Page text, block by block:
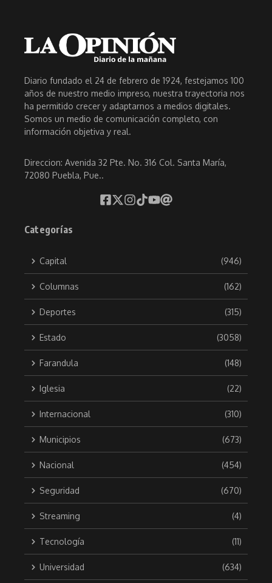
Diario fundado el 24 de febrero de 1924, festejamos 100
años de nuestro medio impreso, nuestra trayectoria nos
ha permitido crecer y adaptarnos a medios digitales.
Somos un medio de comunicación completo, con
información objetiva y real.
Direccion: Avenida 32 Pte. No. 316 Col. Santa María,
72080 Puebla, Pue..
Categorías
Capital (946)
Columnas (162)
Deportes (315)
Estado (3058)
Farandula (148)
Iglesia (22)
Internacional (310)
Municipios (673)
Nacional (454)
Seguridad (670)
Streaming (4)
Tecnología (11)
Universidad (634)